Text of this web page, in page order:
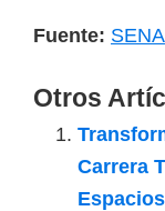
Fuente: SENA
Otros
Carrera